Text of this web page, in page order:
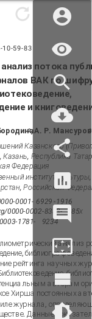
-10-59-83
потока
ВАК по
и
2, А. Р. 3
Казанского
Казань, Республика
Федерация
институт культуры,
Российская
0001- 6929 - 1916
0000-0002-8333- 385х
1781- 9234
анализ
рейтинга научных
авторам
Хирша постоянных
журнала,
Данные